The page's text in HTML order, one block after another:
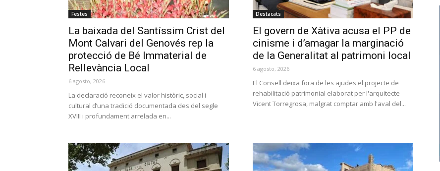
Festes
La baixada del Santíssim Crist del
Mont Calvari del Genovés rep la
protecció de Bé Immaterial de
Rellevància Local
6 agosto, 2026
La declaració reconeix el valor històric, social i
cultural d’una tradició documentada des del segle
XVIII i profundament arrelada en...
Destacats
El govern de Xàtiva acusa el PP de
cinisme i d’amagar la marginació
de la Generalitat al patrimoni local
6 agosto, 2026
El Consell deixa fora de les ajudes el projecte de
rehabilitació patrimonial elaborat per l'arquitecte
Vicent Torregrosa, malgrat comptar amb l'aval del...